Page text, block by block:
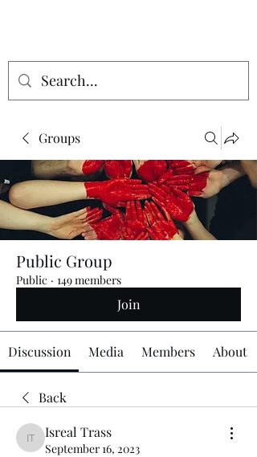
Groups
Public Group
Public · 149 members
Join
Discussion Media Members About
Back
Isreal Trass
Isreal Trass
September 16, 2023